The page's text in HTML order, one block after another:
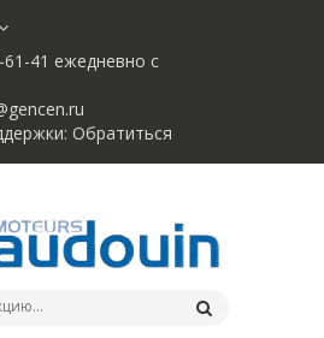
61-41 ежедневно с
Обратиться